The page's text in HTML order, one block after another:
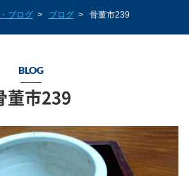
ブログ> ブログ> 骨董市239
BLOG
董市239